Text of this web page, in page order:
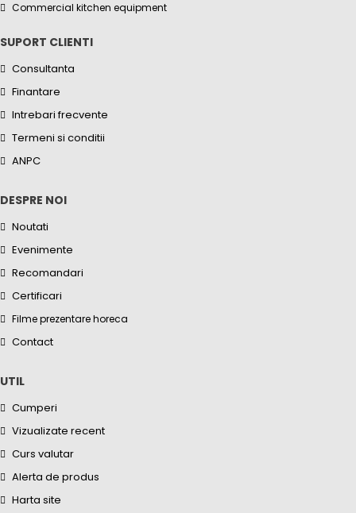
Commercial kitchen equipment
SUPORT CLIENTI
Consultanta
Finantare
Intrebari frecvente
Termeni si conditii
ANPC
DESPRE NOI
Noutati
Evenimente
Recomandari
Certificari
Filme prezentare horeca
Contact
UTIL
Cumperi
Vizualizate recent
Curs valutar
Alerta de produs
Harta site